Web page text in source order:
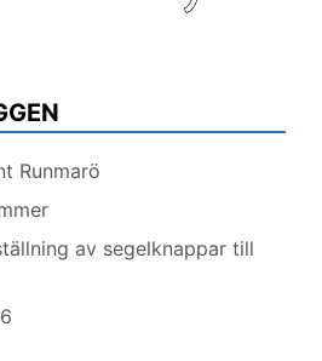
Runmarö
av segelknappar till